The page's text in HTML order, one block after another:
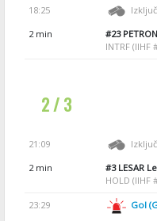
18:25
2 min
#23
INTRF (IIHF
2 / 3
21:09
2 min
#3LESAR
HOLD (IIHF
23:29 Gol